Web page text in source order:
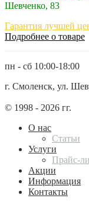
Шевченко, 83
Гарантия лучшей
Подробнее о товаре
пн - сб 10:00-18:00
г. Смоленск, ул.
© 1998 - 2026 гг.
О нас
Статьи
Услуги
Прайс-
Акции
Информация
Контакты